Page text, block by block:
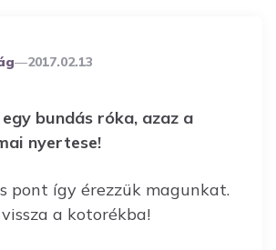
2017.02.13
bundás róka, azaz a
nyertese!
pont így érezzük magunkat.
a kotorékba!